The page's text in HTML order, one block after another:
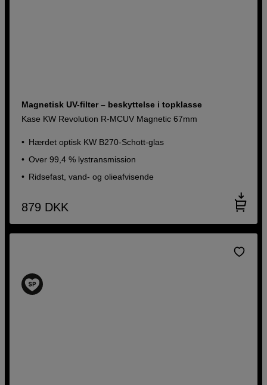
Magnetisk UV-filter – beskyttelse i topklasse
Kase KW Revolution R-MCUV Magnetic 67mm
Hærdet optisk KW B270-Schott-glas
Over 99,4 % lystransmission
Ridsefast, vand- og olieafvisende
879 DKK